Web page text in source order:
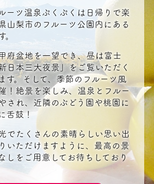
ーツ温泉ぷくぷくは日帰りで楽
山梨市のフルーツ公園内にある
。
府盆地を一望でき、昼は富士
日本三大夜景」をご覧いただく
す。そして、季節のフルーツ風
！絶景を楽しみ、温泉とフルー
され、近隣のぶどう園や桃園に
舌鼓！
でたくさんの素晴らしい思い出
いただけますように、最高の景
しをご用意してお待ちしており